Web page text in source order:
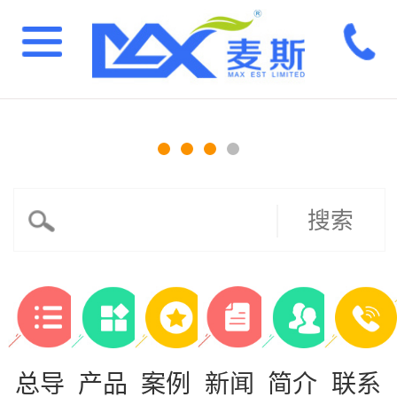
搜索
总导 产品 案例 新闻 简介 联系